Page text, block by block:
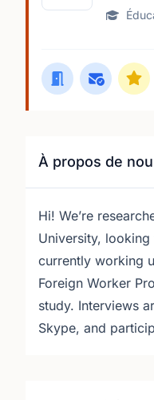
À propos de
Hi! We’re
University,
currently working
Foreign Worker
study. Interviews
Skype, and